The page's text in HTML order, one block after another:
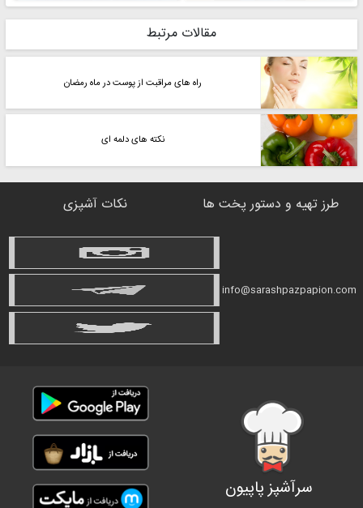
مقالات مرتبط
راه های مراقبت از پوست در ماه رمضان
نکته های دلمه ای
طرز تهیه و دستور پخت ها نکات آشپزی
info@sarashpazpapion.com
سرآشپز پاپیون